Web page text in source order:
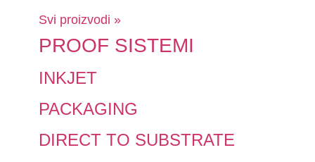
Svi proizvodi »
PROOF SISTEMI
INKJET
PACKAGING
DIRECT TO SUBSTRATE